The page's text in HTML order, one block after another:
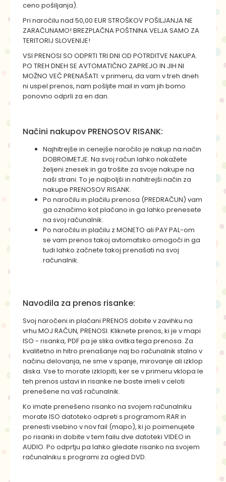
ceno pošiljanja).
Pri naročilu nad 50,00 EUR STROŠKOV POŠILJANJA NE
ZARAČUNAMO! BREZPLAČNA POŠTNINA VELJA SAMO ZA
TERITORIJ SLOVENIJE!
VSI PRENOSI SO ODPRTI TRI DNI OD POTRDITVE NAKUPA.
PO TREH DNEH SE AVTOMATIČNO ZAPREJO IN JIH NI
MOŽNO VEČ PRENAŠATI. v primeru, da vam v treh dneh
ni uspel prenos, nam pošljite mail in vam jih bomo
ponovno odprli za en dan.
Načini nakupov PRENOSOV RISANK:
Najhitrejše in cenejše naročilo je nakup na način
DOBROIMETJE. Na svoj račun lahko nakažete
željeni znesek in ga trošite za svoje nakupe na
naši strani. To je najboljši in nahitrejši način za
nakupe PRENOSOV RISANK.
Po naročilu in plačilu prenosa (PREDRAČUN) vam
ga označimo kot plačano in ga lahko prenesete
na svoj računalnik.
Po naročilu in plačilu z MONETO ali PAY PAL-om
se vam prenos takoj avtomatsko omogoči in ga
tudi lahko začnete takoj prenašati na svoj
računalnik.
Navodila za prenos risanke:
Svoj naročeni in plačani PRENOS dobite v zavihku na
vrhu MOJ RAČUN, PRENOSI. Kliknete prenos, ki je v mapi
ISO - risanka, PDF pa je slika ovitka tega prenosa. Za
kvalitetno in hitro prenašanje naj bo računalnik stalno v
načinu delovanja, ne sme v spanje, mirovanje ali izklop
diska. Vse to morate izklopiti, ker se v primeru vklopa le
teh prenos ustavi in risanke ne boste imeli v celoti
prenešene na vaš računalnik.
Ko imate prenešeno risanko na svojem računalniku
morate ISO datoteko odpreti s programom RAR in
prenesti vsebino v nov fail (mapo), ki jo poimenujete
po risanki in dobite v tem failu dve datoteki VIDEO in
AUDIO. Po odprtju pa lahko gledate risanko na svojem
računalniku s programi za ogled DVD.